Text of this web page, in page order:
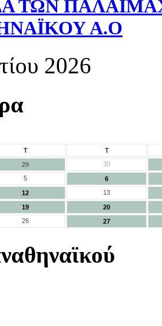
ΤΩΝ
Α.Ο
2026
Τ
Τ
29
30
5
6
12
13
19
20
26 27